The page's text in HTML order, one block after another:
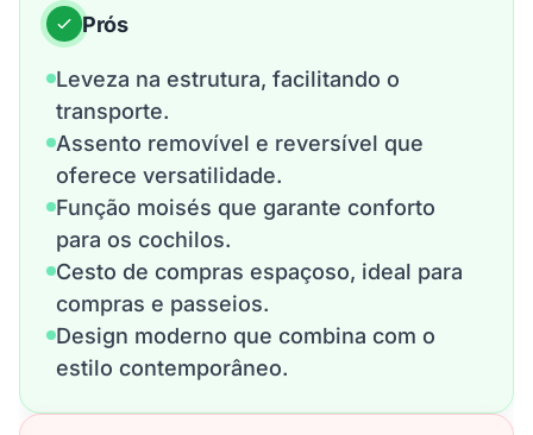
Prós
Leveza na estrutura, facilitando o
transporte.
Assento removível e reversível que
oferece versatilidade.
Função moisés que garante conforto
para os cochilos.
Cesto de compras espaçoso, ideal para
compras e passeios.
Design moderno que combina com o
estilo contemporâneo.